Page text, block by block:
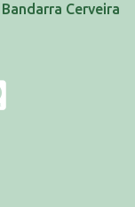
Cerveira